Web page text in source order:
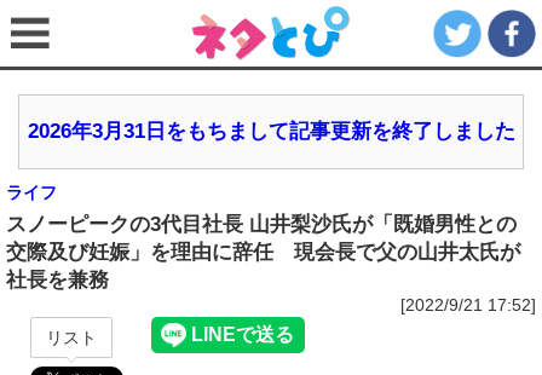
2026年3月31日をもちまして記事更新を終了しました
ライフ
スノーピークの3代目社長 山井梨沙氏が「既婚男性との
交際及び妊娠」を理由に辞任 現会長で父の山井太氏が
社長を兼務
[2022/9/21 17:52]
リスト